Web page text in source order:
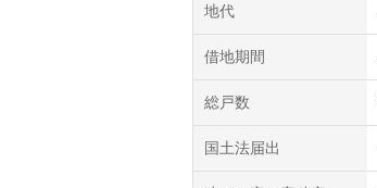
地代
借地期間
総戸数
国土法届出